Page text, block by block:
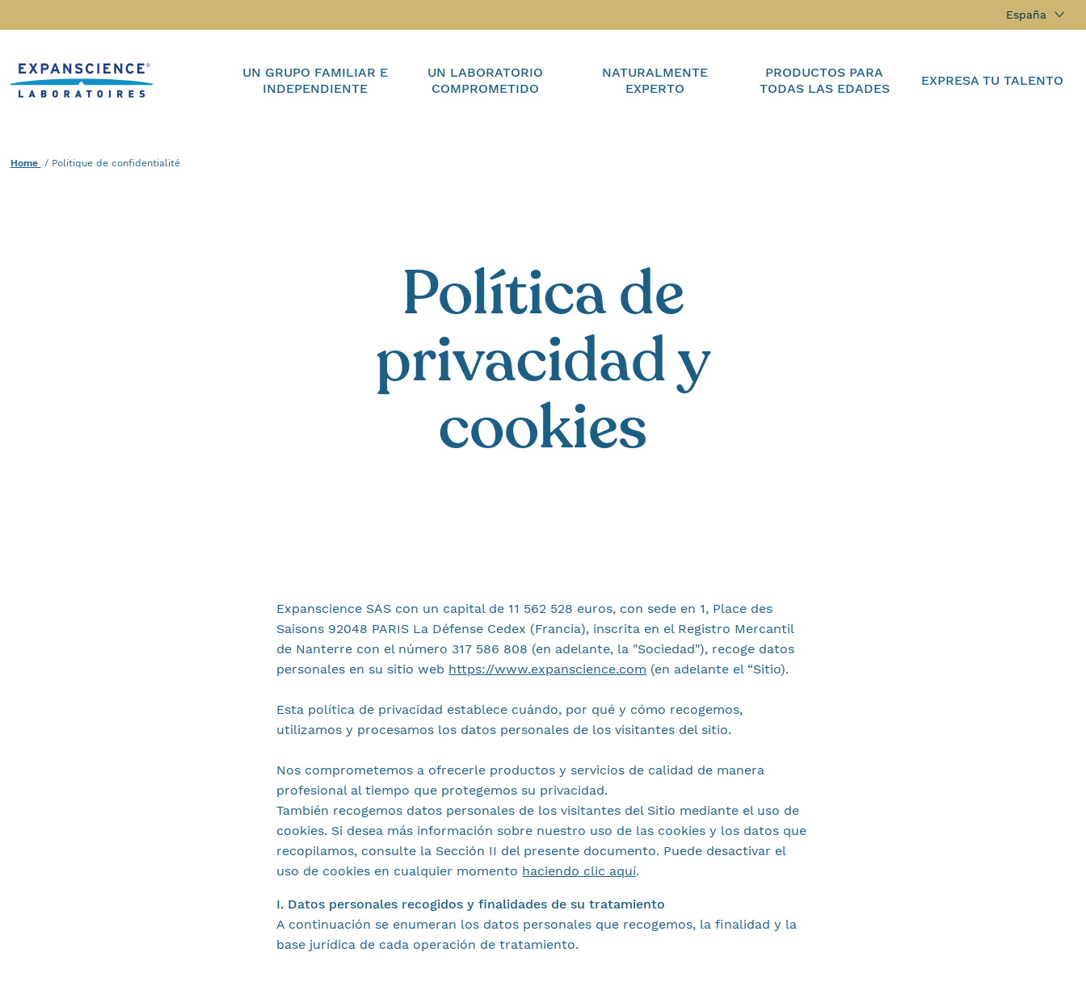
España
UN GRUPO FAMILIAR E
INDEPENDIENTE
UN LABORATORIO
COMPROMETIDO
NATURALMENTE
EXPERTO
PRODUCTOS PARA
TODAS LAS EDADES
EXPRESA TU TALENTO
Home Current :
Politique de confidentialité
Política de
privacidad y
cookies
Expanscience SAS con un capital de 11 562 528 euros, con sede en 1, Place des
Saisons 92048 PARIS La Défense Cedex (Francia), inscrita en el Registro Mercantil
de Nanterre con el número 317 586 808 (en adelante, la "Sociedad"), recoge datos
personales en su sitio web https://www.expanscience.com (en adelante el “Sitio).
Esta política de privacidad establece cuándo, por qué y cómo recogemos,
utilizamos y procesamos los datos personales de los visitantes del sitio.
Nos comprometemos a ofrecerle productos y servicios de calidad de manera
profesional al tiempo que protegemos su privacidad.
También recogemos datos personales de los visitantes del Sitio mediante el uso de
cookies. Si desea más información sobre nuestro uso de las cookies y los datos que
recopilamos, consulte la Sección II del presente documento. Puede desactivar el
uso de cookies en cualquier momento haciendo clic aquí.
I. Datos personales recogidos y finalidades de su tratamiento
A continuación se enumeran los datos personales que recogemos, la finalidad y la
base jurídica de cada operación de tratamiento.